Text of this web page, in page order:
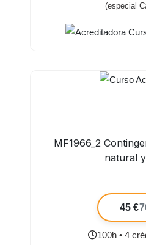
(especial
MF1966_2
natural
45 €
100h • 4